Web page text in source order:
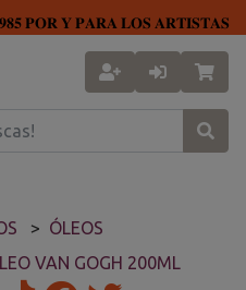
𝐏𝐎𝐑 𝐘 𝐏𝐀𝐑𝐀 𝐋𝐎𝐒 𝐀𝐑𝐓𝐈𝐒𝐓𝐀𝐒
ÓLEOS
VAN GOGH 200ML